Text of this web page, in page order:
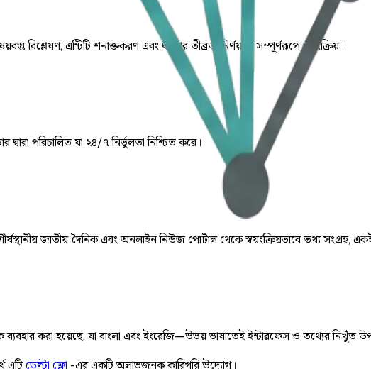
বিশ্লেষণ, এন্টিটি শনাক্তকরণ এবং ঘটনার তীব্রতা নির্ণয় যা সম্পূর্ণরূপে স্বয়ংক্রিয়।
দ্বারা পরিচালিত যা ২৪/৭ নির্ভুলতা নিশ্চিত করে।
জাতীয় দৈনিক এবং অনলাইন নিউজ পোর্টাল থেকে স্বয়ংক্রিয়ভাবে তথ্য
ব্যবহার করা হয়েছে, যা বাংলা এবং ইংরেজি—উভয় ভাষাতেই ইন্টারফেস ও তথ্যের নিখুঁত
এটিডেল্টা ফ্লো -এর একটি অলাভজনক কারিগরি উদ্যোগ।